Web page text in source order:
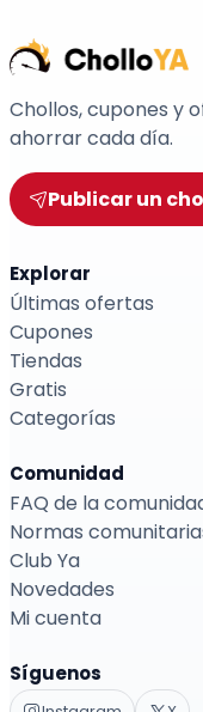
Chollos, cupones y
ahorrar cada día.
Publicar un
Explorar
Últimas ofertas
Cupones
Tiendas
Gratis
Categorías
Comunidad
FAQ de la
Normas
Club Ya
Novedades
Mi cuenta
Síguenos